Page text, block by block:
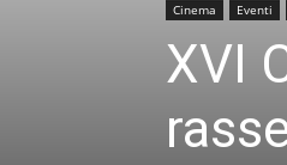
Cinema Eventi
XVI